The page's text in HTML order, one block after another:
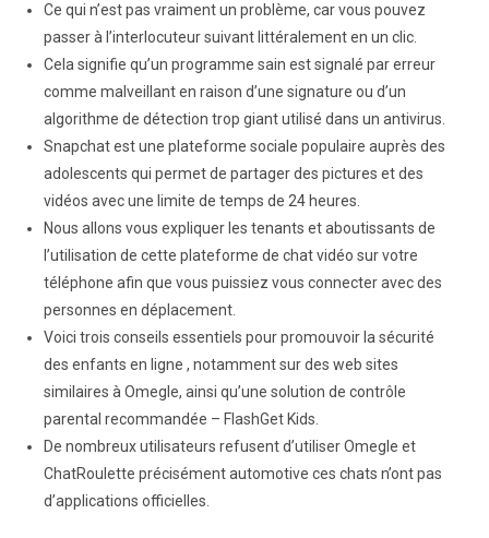
Ce qui n’est pas vraiment un problème, car vous pouvez
passer à l’interlocuteur suivant littéralement en un clic.
Cela signifie qu’un programme sain est signalé par erreur
comme malveillant en raison d’une signature ou d’un
algorithme de détection trop giant utilisé dans un antivirus.
Snapchat est une plateforme sociale populaire auprès des
adolescents qui permet de partager des pictures et des
vidéos avec une limite de temps de 24 heures.
Nous allons vous expliquer les tenants et aboutissants de
l’utilisation de cette plateforme de chat vidéo sur votre
téléphone afin que vous puissiez vous connecter avec des
personnes en déplacement.
Voici trois conseils essentiels pour promouvoir la sécurité
des enfants en ligne , notamment sur des web sites
similaires à Omegle, ainsi qu’une solution de contrôle
parental recommandée – FlashGet Kids.
De nombreux utilisateurs refusent d’utiliser Omegle et
ChatRoulette précisément automotive ces chats n’ont pas
d’applications officielles.